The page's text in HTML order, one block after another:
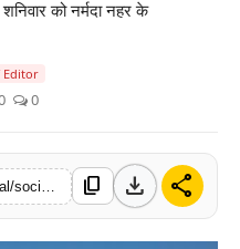
को नर्मदा नहर के
Public Figure • 30 Mar,
Editor
0
content_copy download share